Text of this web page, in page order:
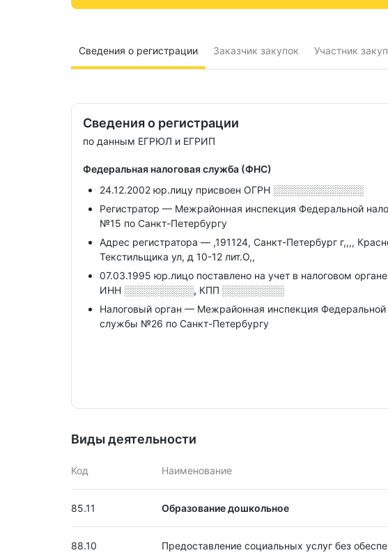
Сведения о регистрации Заказчик закупок Участник
Сведения о регистрации
по данным ЕГРЮЛ и ЕГРИП
Федеральная налоговая служба (ФНС)
24.12.2002 юр.лицу присвоен ОГРН ░░░░░░░░░░░░░
Регистратор — Межрайонная инспекция Федеральной
№15 по Санкт-Петербургу
Адрес регистратора — ,191124, Санкт-Петербург г,,,,
Текстильщика ул, д 10-12 лит.О,,
07.03.1995 юр.лицо поставлено на учет в налоговом
ИНН ░░░░░░░░░░, КПП ░░░░░░░░░
Налоговый орган — Межрайонная инспекция Федеральной
службы №26 по Санкт-Петербургу
Виды деятельности
Код Наименование
85.11 Образование дошкольное
88.10 Предоставление социальных услуг без